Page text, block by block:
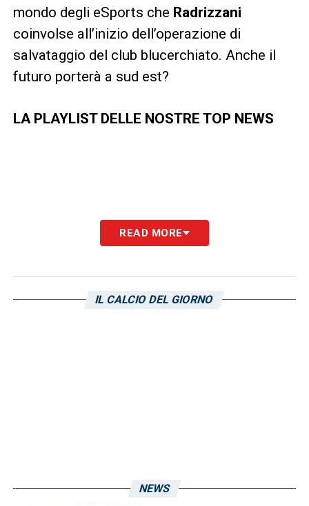
mondo degli eSports che Radrizzani
coinvolse all’inizio dell’operazione di
salvataggio del club blucerchiato. Anche il
futuro porterà a sud est?
LA PLAYLIST DELLE NOSTRE TOP NEWS
READ MORE
IL CALCIO DEL GIORNO
NEWS